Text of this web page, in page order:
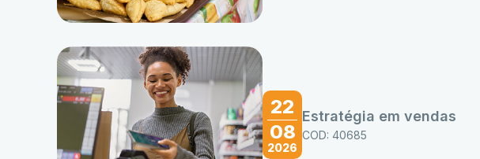
22
08
2026
Estratégia em vendas
COD: 40685